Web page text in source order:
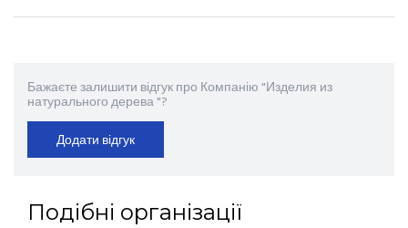
Бажаєте залишити відгук про Компанію "Изделия из
натурального дерева "?
Додати відгук
Подібні організації